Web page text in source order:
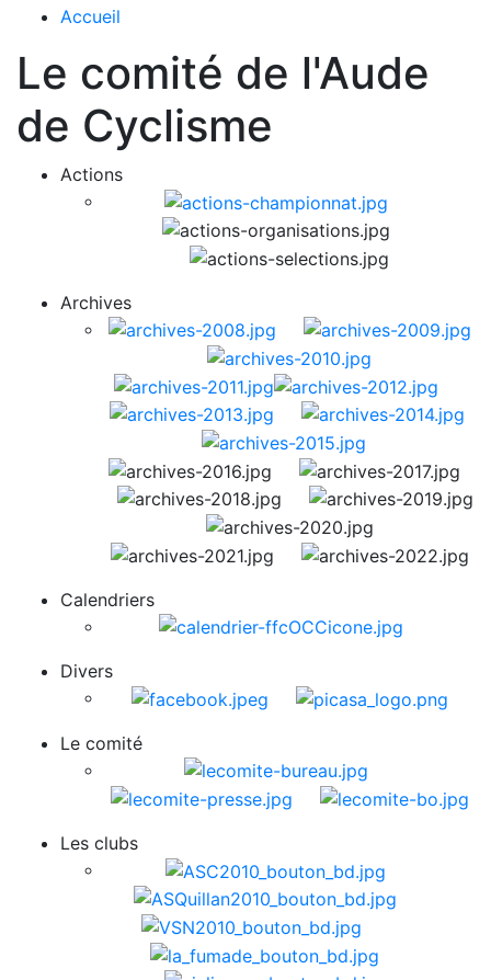
Accueil
Le comité de l'Aude
de Cyclisme
Actions
Archives
Calendriers
Divers
Le comité
Les clubs